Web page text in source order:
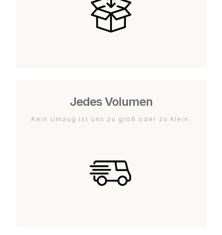
Jedes Volumen
Kein Umzug ist uns zu groß oder zu klein.